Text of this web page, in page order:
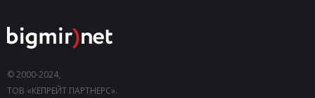
© 2000-2024,
ТОВ «КЕПРЕЙТ ПАРТНЕРС».